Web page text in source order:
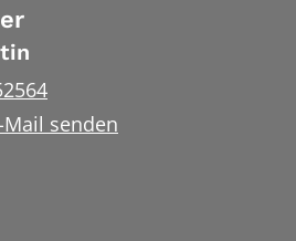
Mail senden